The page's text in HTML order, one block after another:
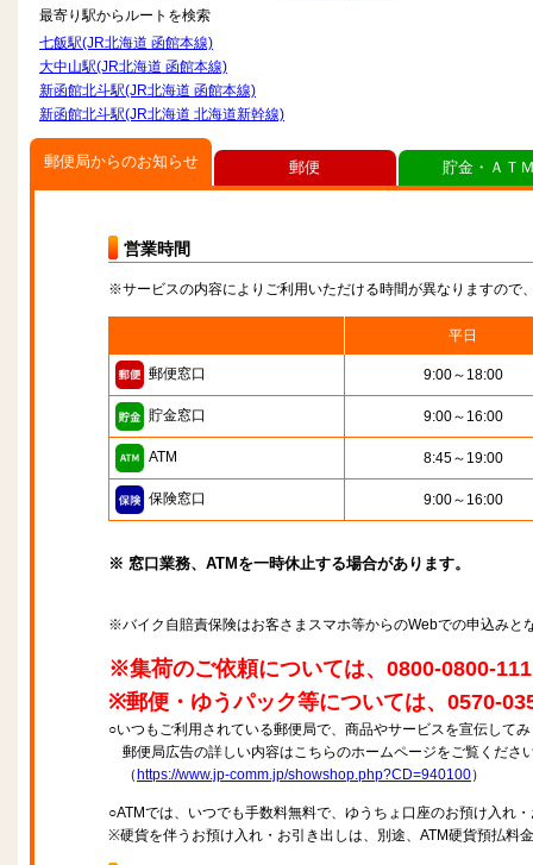
最寄り駅からルートを検索
七飯駅(JR北海道 函館本線)
大中山駅(JR北海道 函館本線)
新函館北斗駅(JR北海道 函館本線)
新函館北斗駅(JR北海道 北海道新幹線)
郵便局からのお知らせ
営業時間
※サービスの内容によりご利用いただける時間が異なりますので
平日
郵便窓口 9:00～18:00
貯金窓口 9:00～16:00
ATM 8:45～19:00
保険窓口 9:00～16:00
※ 窓口業務、ATMを一時休止する場合があります。
※バイク自賠責保険はお客さまスマホ等からのWebでの申込みと
※集荷のご依頼については、0800-0800-
※郵便・ゆうパック等については、0570-
○いつもご利用されている郵便局で、商品やサービスを宣伝して
郵便局広告の詳しい内容はこちらのホームページをご覧くださ
（ https://www.jp-comm.jp/showshop.php?CD=940100）
○ATMでは、いつでも手数料無料で、ゆうちょ口座のお預け入れ
※硬貨を伴うお預け入れ・お引き出しは、別途、ATM硬貨預払料
郵便 貯金・ＡＴ